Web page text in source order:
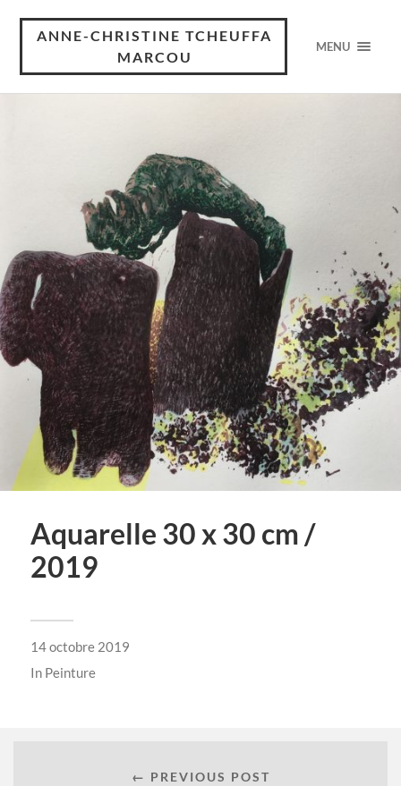
ANNE-CHRISTINE TCHEUFFA
MARCOU
MENU
Aquarelle 30 x 30 cm /
2019
14 octobre 2019
In Peinture
← PREVIOUS POST